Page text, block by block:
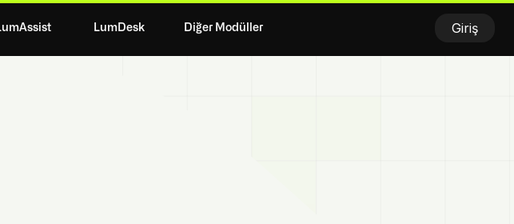
LumDesk Diğer Modüller Giriş